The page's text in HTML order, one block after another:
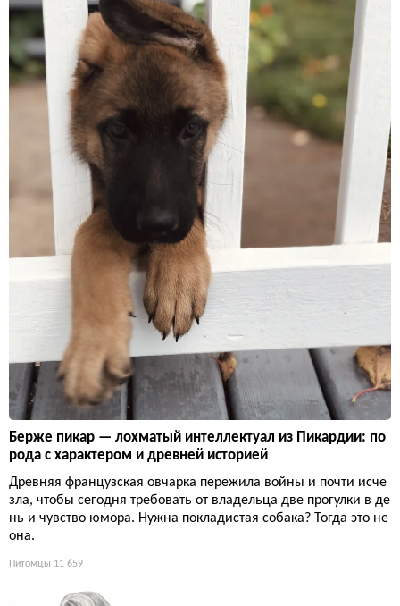
Берже пикар — лохматый интеллектуал из Пикардии: по
рода с характером и древней историей
Древняя французская овчарка пережила войны и почти исче
зла, чтобы сегодня требовать от владельца две прогулки в де
нь и чувство юмора. Нужна покладистая собака? Тогда это не
она.
Питомцы 11 659